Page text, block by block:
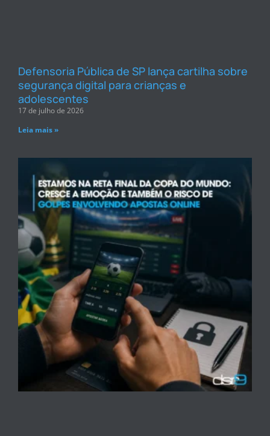
Defensoria Pública de SP lança cartilha sobre
segurança digital para crianças e
adolescentes
17 de julho de 2026
Leia mais »